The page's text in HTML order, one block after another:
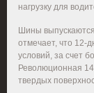
нагрузку для
Шины
отмечает, что 12-
условий, за счет
Революционная
твердых